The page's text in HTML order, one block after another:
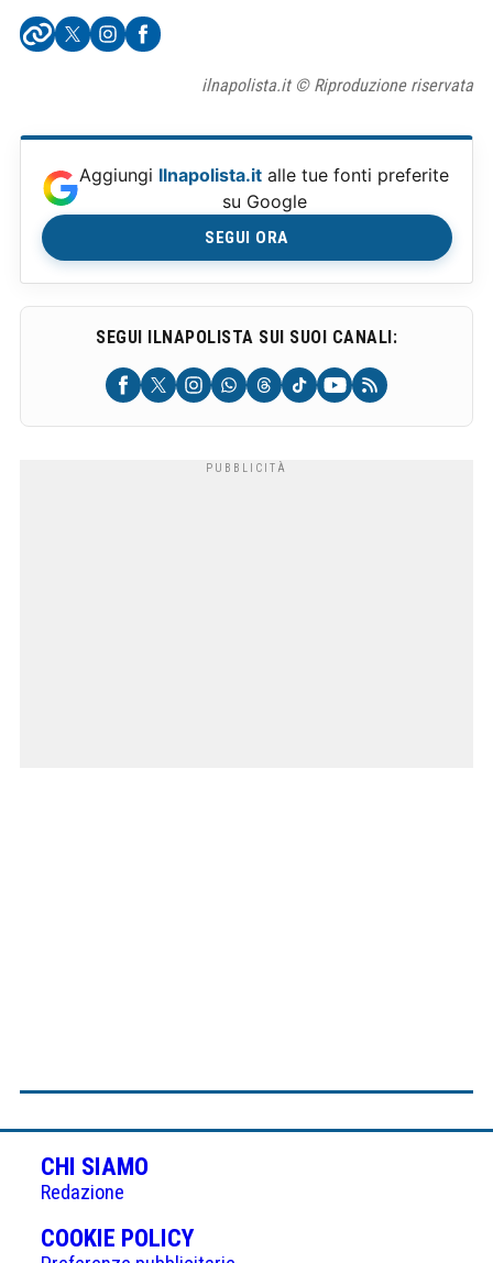
ilnapolista.it © Riproduzione riservata
Aggiungi Ilnapolista.it alle tue fonti preferite
su Google
SEGUI ORA
SEGUI ILNAPOLISTA SUI SUOI CANALI:
CHI SIAMO
Redazione
COOKIE POLICY(APRE